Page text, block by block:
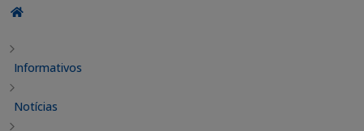
Informativos
Notícias